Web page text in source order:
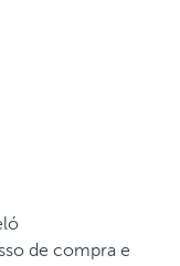
de compra e